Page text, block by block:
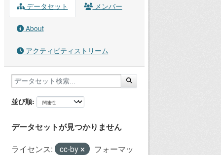
データセット メンバー
About
アクティビティストリーム
並び順
データセットが見つかりません
ライセンス: cc-by
フォーマッ